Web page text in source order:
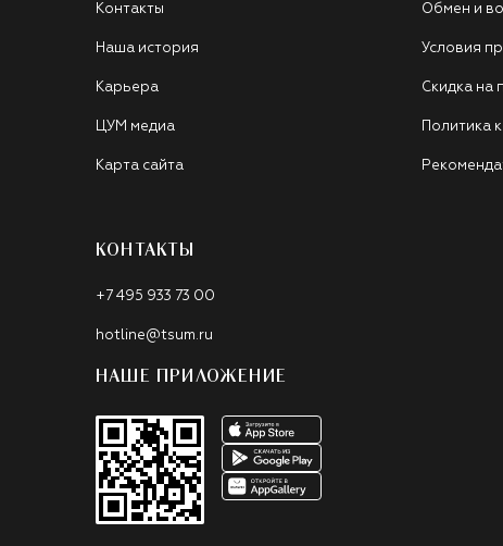
Контакты
Наша история
Карьера
ЦУМ медиа
Карта сайта
Обмен и
Условия
Скидка на
Политика
КОНТАКТЫ
+7 495 933 73 00
hotline@tsum.ru
НАШЕ ПРИЛОЖЕНИЕ